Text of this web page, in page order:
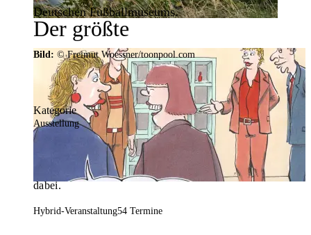
Der größte
Veranstaltungskalender der
Region
Mit weit über 4.000 Terminen ist der
Veranstaltungskalender der Stadt Dortmund der
umfangreichste der Region. Hier ist für alle was
dabei.
Deutschen Fußballmuseums.
Bild: © Freimut Woessner/toonpool.com
Kategorie
Ausstellung
Hybrid-Veranstaltung54 Termine